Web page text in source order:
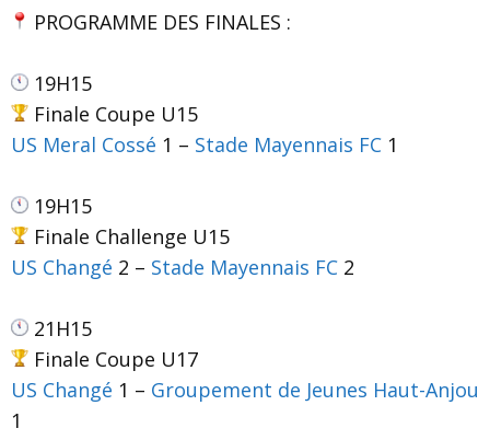
PROGRAMME DES FINALES :
19H15
Finale Coupe U15
US Meral Cossé 1 – Stade Mayennais FC 1
19H15
Finale Challenge U15
US Changé 2 – Stade Mayennais FC 2
21H15
Finale Coupe U17
US Changé 1 – Groupement de Jeunes Haut-Anjou
1